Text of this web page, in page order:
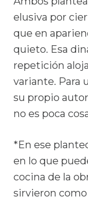
elusiva por
que en
quieto. Esa
repetición
variante. Para
su propio
no es poca
*En ese
en lo que
cocina de la
sirvieron